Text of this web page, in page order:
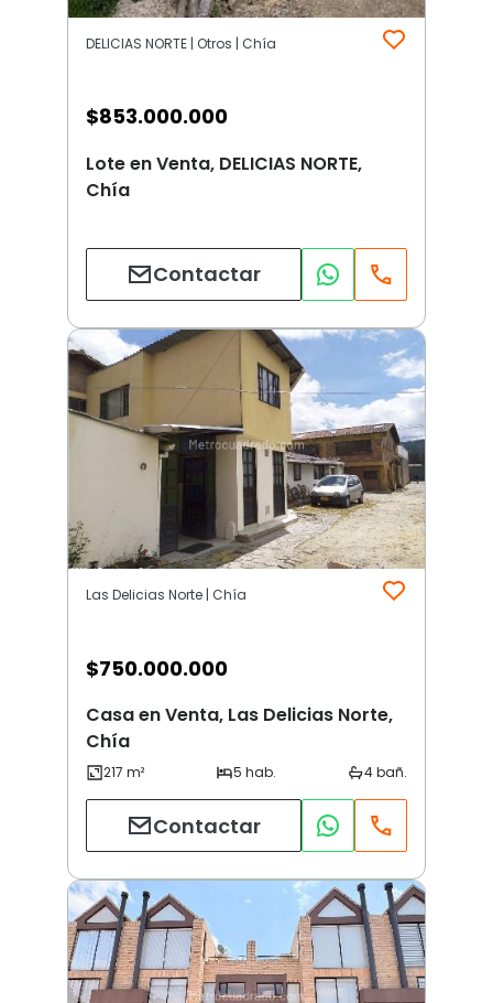
DELICIAS NORTE | Otros | Chía
$853.000.000
Lote en Venta, DELICIAS NORTE,
Chía
Contactar
Las Delicias Norte | Chía
$750.000.000
Casa en Venta, Las Delicias Norte,
Chía
Contactar